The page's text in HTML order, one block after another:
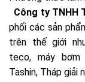
Công ty TNHH
phối các sản
trên thế giới
teco, máy
Tashin, Tháp giải